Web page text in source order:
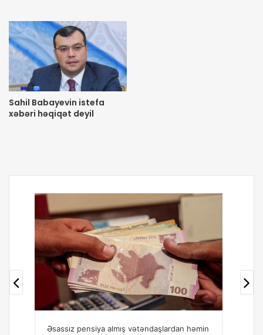
Sahil Babayevin istefa
xəbəri həqiqət deyil
Əsassız pensiya almış vətəndaşlardan həmin
Sahil Babayev